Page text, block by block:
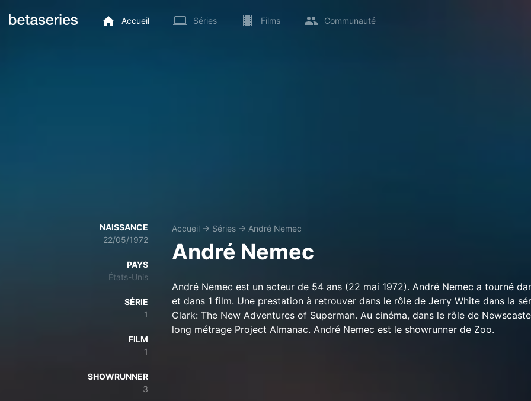
Accueil Séries Films Communauté
NAISSANCE
22/05/1972
PAYS
États-Unis
SÉRIE
1
FILM
1
SHOWRUNNER
3
Accueil → Séries → André Nemec
André Nemec
André Nemec est un acteur de 54 ans (22 mai 1972). André Nemec a tourné
et dans 1 film. Une prestation à retrouver dans le rôle de Jerry White dans la
Clark: The New Adventures of Superman. Au cinéma, dans le rôle de
long métrage Project Almanac. André Nemec est le showrunner de Zoo.